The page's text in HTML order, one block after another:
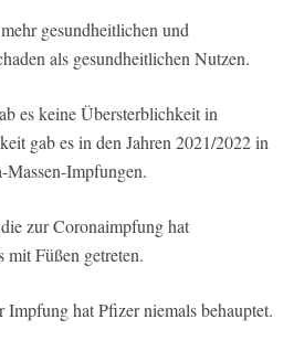
gesundheitlichen und
als gesundheitlichen Nutzen.
es keine Übersterblichkeit in
gab es in den Jahren 2021/2022 in
Impfungen.
zur Coronaimpfung hat
mit Füßen getreten.
Impfung hat Pfizer niemals behauptet.